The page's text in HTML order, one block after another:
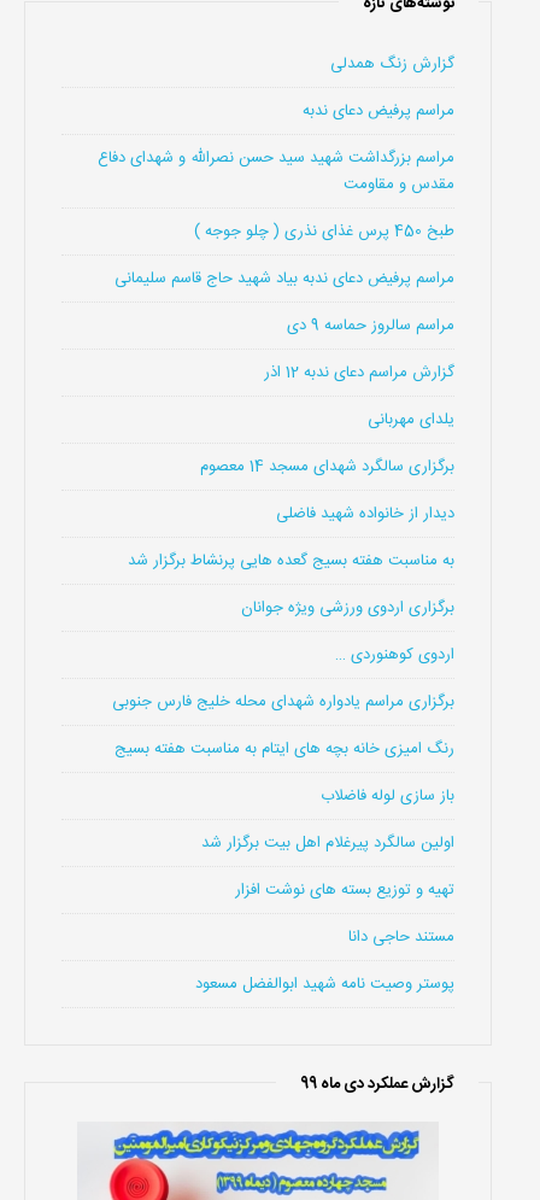
گزارش زنگ همدلی
مراسم پرفیض دعای ندبه
مراسم بزرگداشت شهید سید حسن نصرالله و شهدای دفاع
مقدس و مقاومت
طبخ 450 پرس غذای نذری ( چلو جوجه )
مراسم پرفیض دعای ندبه بیاد شهید حاج قاسم سلیمانی
مراسم سالروز حماسه 9 دی
گزارش مراسم دعای ندبه 12 اذر
یلدای مهربانی
برگزاری سالگرد شهدای مسجد 14 معصوم
دیدار از خانواده شهید فاضلی
به مناسبت هفته بسیج گعده هایی پرنشاط برگزار شد
برگزاری اردوی ورزشی ویژه جوانان
اردوی کوهنوردی …
برگزاری مراسم یادواره شهدای محله خلیج فارس جنوبی
رنگ امیزی خانه بچه های ایتام به مناسبت هفته بسیج
باز سازی لوله فاضلاب
اولین سالگرد پیرغلام اهل بیت برگزار شد
تهیه و توزیع بسته های نوشت افزار
مستند حاجی دانا
پوستر وصیت نامه شهید ابوالفضل مسعود
گزارش عملکرد دی ماه 99